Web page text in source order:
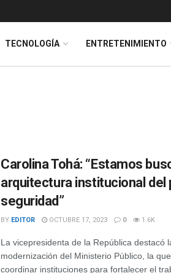
TECNOLOGÍA ENTRETENIMIENTO
Carolina Tohá: “Estamos
arquitectura institucional del
seguridad”
BY EDITOR OCTUBRE 17, 2023 0 1.6K
La vicepresidenta de la República destacó
modernización del Ministerio Público, la
coordinar instituciones para fortalecer el